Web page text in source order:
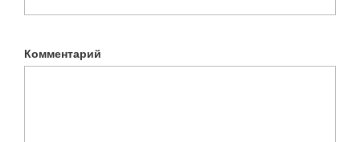
Комментарий